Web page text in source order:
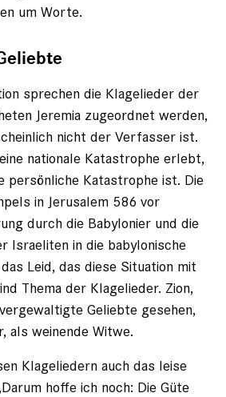
um Worte.
sprechen die Klagelieder der
Jeremia zugeordnet werden,
nicht der Verfasser ist.
nationale Katastrophe erlebt,
persönliche Katastrophe ist. Die
in Jerusalem 586 vor
durch die Babylonier und die
Israeliten in die babylonische
Leid, das diese Situation mit
Thema der Klagelieder. Zion,
Geliebte gesehen,
als weinende Witwe.
Klageliedern auch das leise
hoffe ich noch: Die Güte